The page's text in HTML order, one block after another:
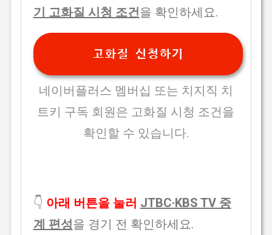
기 고화질 시청 조건을 확인하세요.
고화질 신청하기
네이버플러스 멤버십 또는 치지직 치
트키 구독 회원은 고화질 시청 조건을
확인할 수 있습니다.
👇 아래 버튼을 눌러 JTBC·KBS TV 중
계 편성을 경기 전 확인하세요.